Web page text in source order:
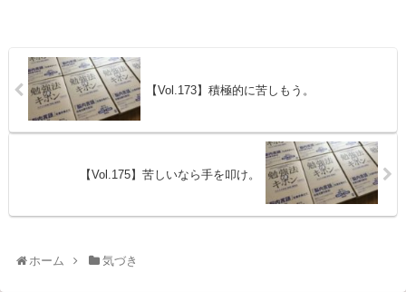
【Vol.173】積極的に苦しもう。
【Vol.175】苦しいなら手を叩け。
ホーム 気づき